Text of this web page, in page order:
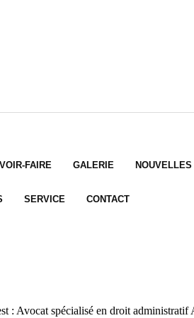
FAIRE GALERIE NOUVELLES
SERVICE CONTACT
: Avocat spécialisé en droit administratif